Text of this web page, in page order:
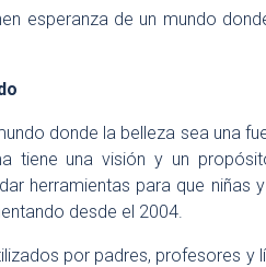
esperanza de un mundo
donde la belleza sea una
tiene una visión y un
herramientas para que niñas
desde el 2004.
por padres, profesores y